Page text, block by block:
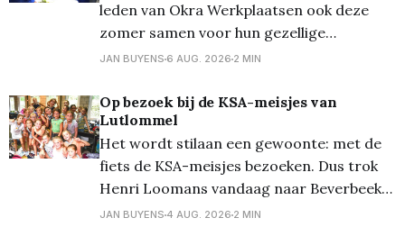
leden van Okra Werkplaatsen ook deze
zomer samen voor hun gezellige
zomerfeest. De belangstelling was
tekenden present voor een namiddag vol
ontmoeting, gezelligheid en lekker eten.
Dit jaar werd gekozen voor een andere
formule. In plaats van de traditionele
JAN BUYENS 6 AUG. 2026 2 MIN
Op bezoek bij de KSA-meisjes van
Lutlommel
Het wordt stilaan een gewoonte: met de
fiets de KSA-meisjes bezoeken. Dus trok
Henri Loomans vandaag naar Beverbeek
in Hamont-Achel bij de bivakplaats van de
JAN BUYENS 4 AUG. 2026 2 MIN